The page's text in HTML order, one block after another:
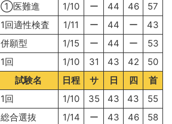
①医難進 1/10 ー 44 46
57
1回適性検査 1/11 ー 44 ー
43
併願型 1/15 ー 44 ー
53
1回 1/10 31 43 42
50
試験名 日程 サ 日 四
首
1回 1/10 35 43 43
55
総合選抜 1/14 ー 43 46
58